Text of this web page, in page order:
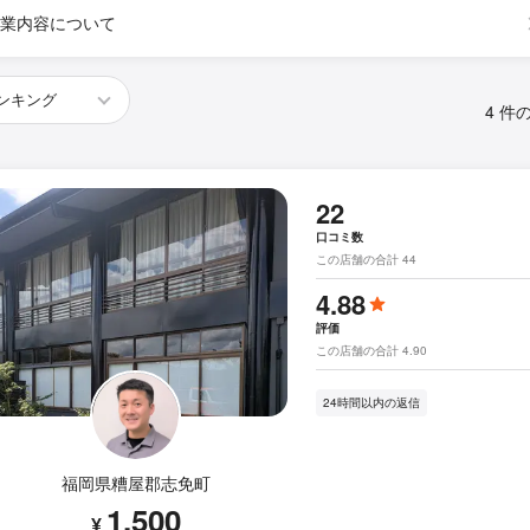
内容について
4 件
福岡県糟屋郡志免町
1,500
22
口コミ数
この店舗の合計 44
4.88
評価
この店舗の合計 4.90
24時間以内の返信